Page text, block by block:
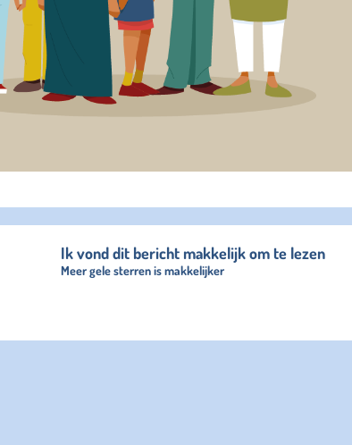
Ik vond dit bericht makkelijk om te lezen
Meer gele sterren is makkelijker